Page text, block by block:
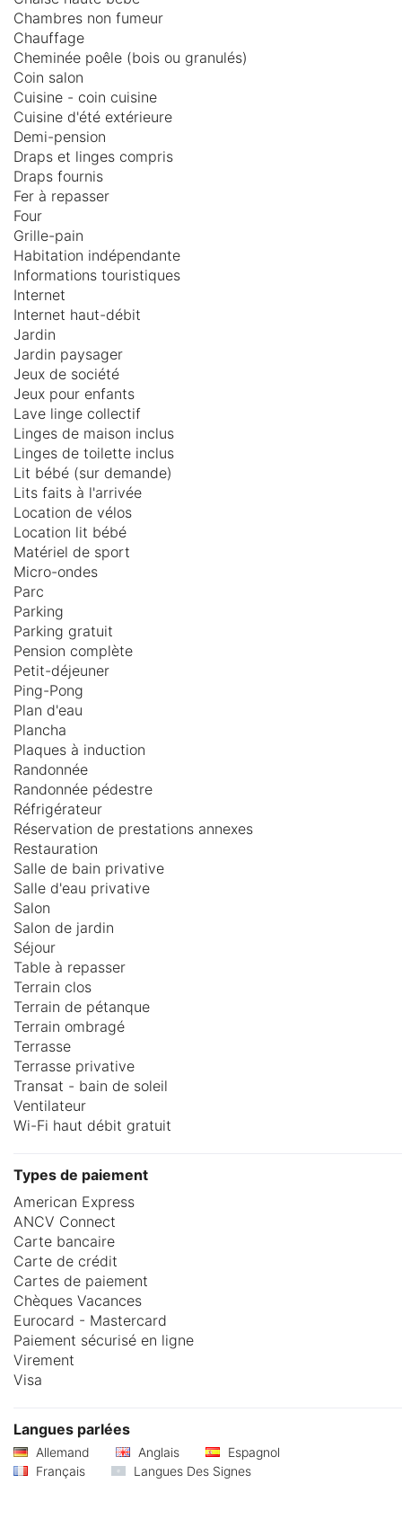
Chambres non fumeur
Chauffage
Cheminée poêle (bois ou granulés)
Coin salon
Cuisine - coin cuisine
Cuisine d'été extérieure
Demi-pension
Draps et linges compris
Draps fournis
Fer à repasser
Four
Grille-pain
Habitation indépendante
Informations touristiques
Internet
Internet haut-débit
Jardin
Jardin paysager
Jeux de société
Jeux pour enfants
Lave linge collectif
Linges de maison inclus
Linges de toilette inclus
Lit bébé (sur demande)
Lits faits à l'arrivée
Location de vélos
Location lit bébé
Matériel de sport
Micro-ondes
Parc
Parking
Parking gratuit
Pension complète
Petit-déjeuner
Ping-Pong
Plan d'eau
Plancha
Plaques à induction
Randonnée
Randonnée pédestre
Réfrigérateur
Réservation de prestations annexes
Restauration
Salle de bain privative
Salle d'eau privative
Salon
Salon de jardin
Séjour
Table à repasser
Terrain clos
Terrain de pétanque
Terrain ombragé
Terrasse
Terrasse privative
Transat - bain de soleil
Ventilateur
Wi-Fi haut débit gratuit
Types de paiement
American Express
ANCV Connect
Carte bancaire
Carte de crédit
Cartes de paiement
Chèques Vacances
Eurocard - Mastercard
Paiement sécurisé en ligne
Virement
Visa
Langues parlées
Allemand Anglais
Espagnol
Français
Langues Des Signes